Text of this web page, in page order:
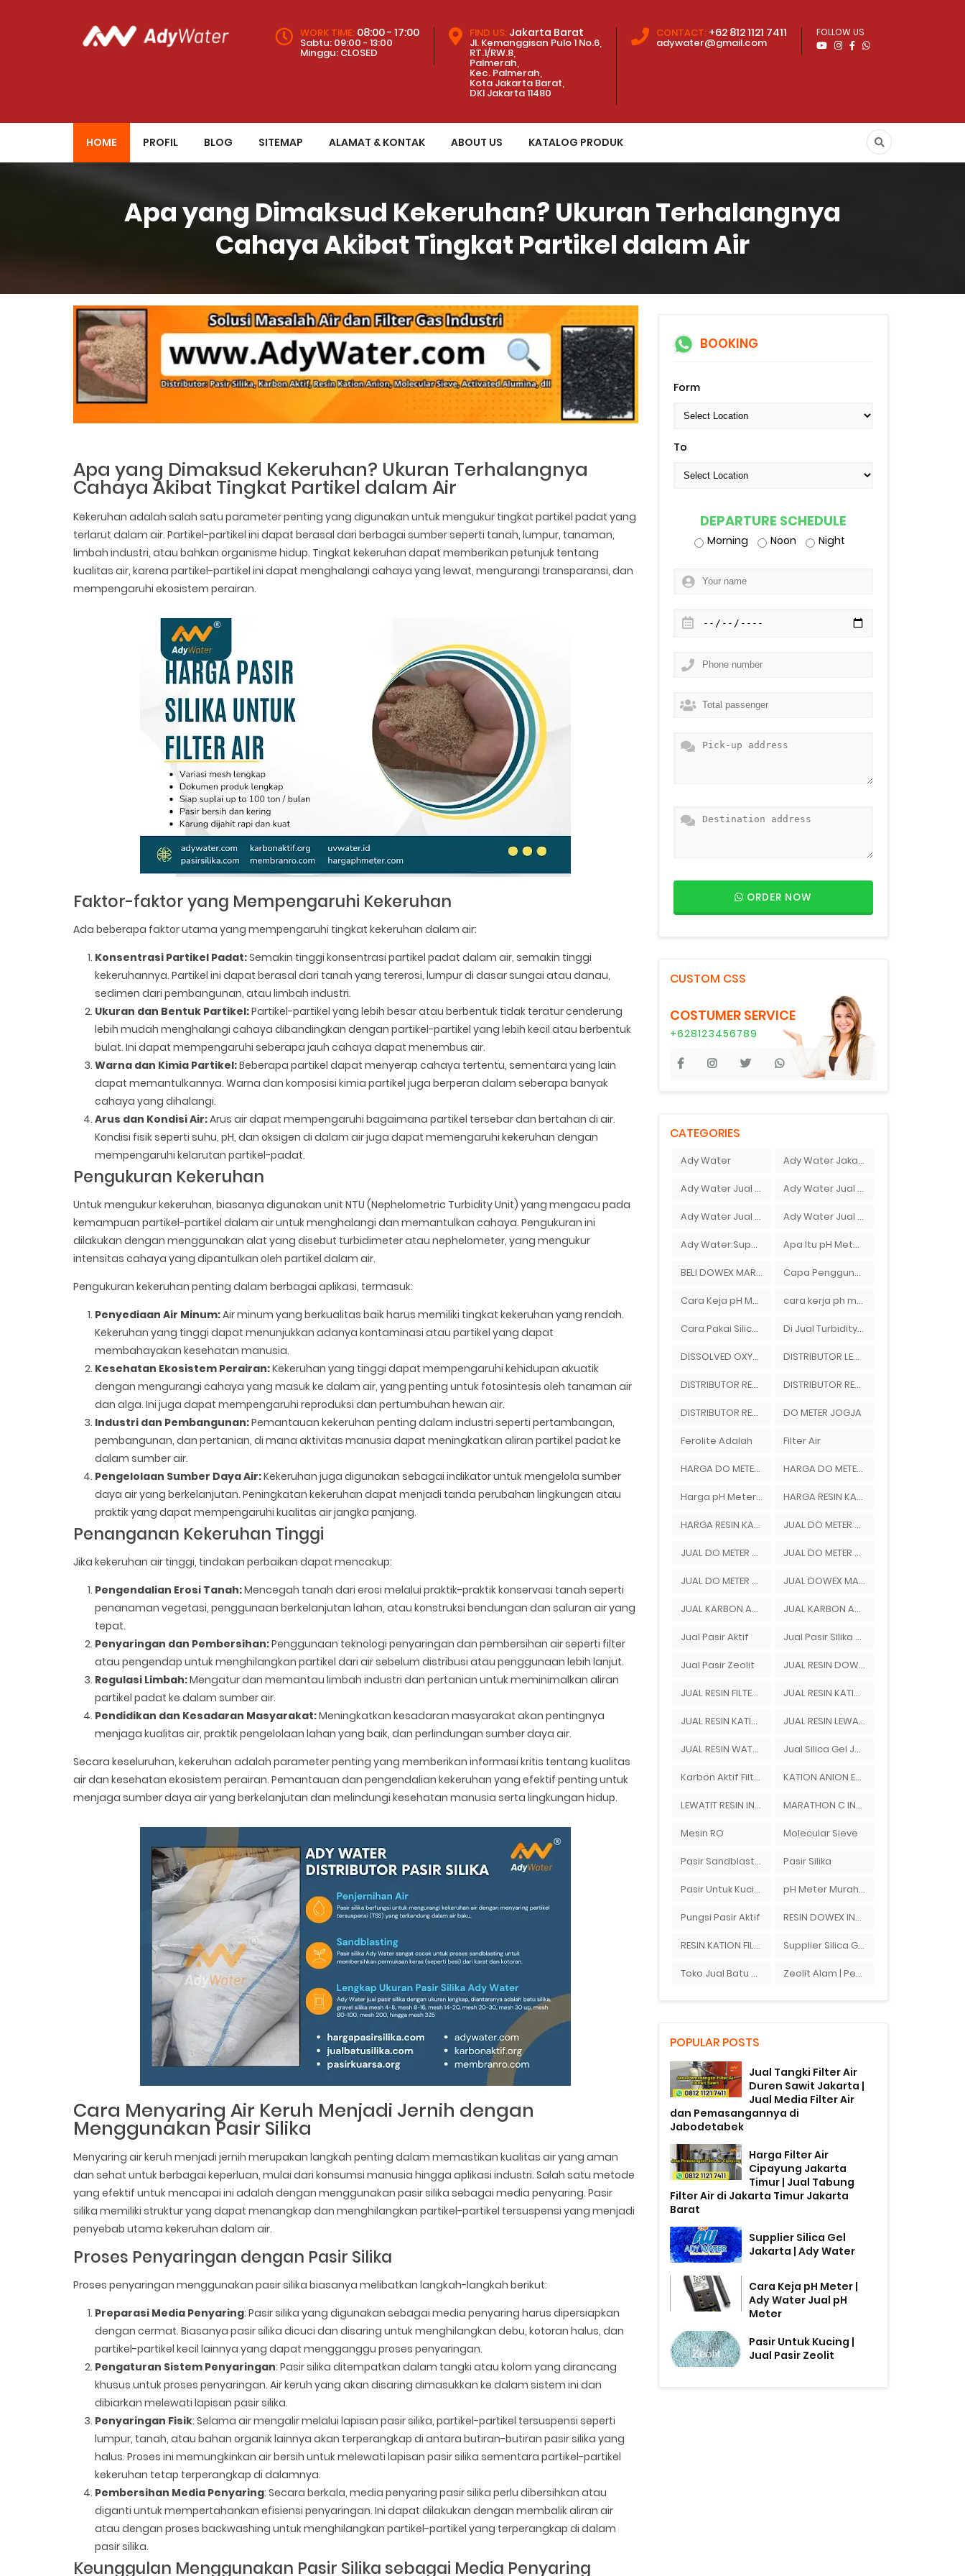
WORK TIME: 08:00 - 17:00
Sabtu: 09:00 - 13:00
Minggu: CLOSED
FIND US: Jakarta Barat
Jl. Kemanggisan Pulo 1 No.6,
RT.1/RW.8,
Palmerah,
Kec. Palmerah,
Kota Jakarta Barat,
DKI Jakarta 11480
CONTACT: +62 812 1121 7411
adywater@gmail.com
FOLLOW US
HOME PROFIL BLOG SITEMAP ALAMAT & KONTAK ABOUT US KATALOG PRODUK
Apa yang Dimaksud Kekeruhan? Ukuran Terhalangnya
Cahaya Akibat Tingkat Partikel dalam Air
Apa yang Dimaksud Kekeruhan? Ukuran Terhalangnya
Cahaya Akibat Tingkat Partikel dalam Air
Kekeruhan adalah salah satu parameter penting yang digunakan untuk mengukur tingkat partikel padat yang
terlarut dalam air. Partikel-partikel ini dapat berasal dari berbagai sumber seperti tanah, lumpur, tanaman,
limbah industri, atau bahkan organisme hidup. Tingkat kekeruhan dapat memberikan petunjuk tentang
kualitas air, karena partikel-partikel ini dapat menghalangi cahaya yang lewat, mengurangi transparansi, dan
mempengaruhi ekosistem perairan.
Faktor-faktor yang Mempengaruhi Kekeruhan
Ada beberapa faktor utama yang mempengaruhi tingkat kekeruhan dalam air:
Konsentrasi Partikel Padat:Semakin tinggi konsentrasi partikel padat dalam air, semakin tinggi
kekeruhannya. Partikel ini dapat berasal dari tanah yang tererosi, lumpur di dasar sungai atau danau,
sedimen dari pembangunan, atau limbah industri.
Ukuran dan Bentuk Partikel:Partikel-partikel yang lebih besar atau berbentuk tidak teratur cenderung
lebih mudah menghalangi cahaya dibandingkan dengan partikel-partikel yang lebih kecil atau berbentuk
bulat. Ini dapat mempengaruhi seberapa jauh cahaya dapat menembus air.
Warna dan Kimia Partikel:Beberapa partikel dapat menyerap cahaya tertentu, sementara yang lain
dapat memantulkannya. Warna dan komposisi kimia partikel juga berperan dalam seberapa banyak
cahaya yang dihalangi.
Arus dan Kondisi Air:Arus air dapat mempengaruhi bagaimana partikel tersebar dan bertahan di air.
Kondisi fisik seperti suhu, pH, dan oksigen di dalam air juga dapat memengaruhi kekeruhan dengan
mempengaruhi kelarutan partikel-padat.
Pengukuran Kekeruhan
Untuk mengukur kekeruhan, biasanya digunakan unit NTU (Nephelometric Turbidity Unit) yang mengacu pada
kemampuan partikel-partikel dalam air untuk menghalangi dan memantulkan cahaya. Pengukuran ini
dilakukan dengan menggunakan alat yang disebut turbidimeter atau nephelometer, yang mengukur
intensitas cahaya yang dipantulkan oleh partikel dalam air.
Pengukuran kekeruhan penting dalam berbagai aplikasi, termasuk:
Penyediaan Air Minum:Air minum yang berkualitas baik harus memiliki tingkat kekeruhan yang rendah.
Kekeruhan yang tinggi dapat menunjukkan adanya kontaminasi atau partikel yang dapat
membahayakan kesehatan manusia.
Kesehatan Ekosistem Perairan:Kekeruhan yang tinggi dapat mempengaruhi kehidupan akuatik
dengan mengurangi cahaya yang masuk ke dalam air, yang penting untuk fotosintesis oleh tanaman air
dan alga. Ini juga dapat mempengaruhi reproduksi dan pertumbuhan hewan air.
Industri dan Pembangunan:Pemantauan kekeruhan penting dalam industri seperti pertambangan,
pembangunan, dan pertanian, di mana aktivitas manusia dapat meningkatkan aliran partikel padat ke
dalam sumber air.
Pengelolaan Sumber Daya Air:Kekeruhan juga digunakan sebagai indikator untuk mengelola sumber
daya air yang berkelanjutan. Peningkatan kekeruhan dapat menjadi tanda perubahan lingkungan atau
praktik yang dapat mempengaruhi kualitas air jangka panjang.
Penanganan Kekeruhan Tinggi
Jika kekeruhan air tinggi, tindakan perbaikan dapat mencakup:
Pengendalian Erosi Tanah:Mencegah tanah dari erosi melalui praktik-praktik konservasi tanah seperti
penanaman vegetasi, penggunaan berkelanjutan lahan, atau konstruksi bendungan dan saluran air yang
tepat.
Penyaringan dan Pembersihan:Penggunaan teknologi penyaringan dan pembersihan air seperti filter
atau pengendap untuk menghilangkan partikel dari air sebelum distribusi atau penggunaan lebih lanjut.
Regulasi Limbah:Mengatur dan memantau limbah industri dan pertanian untuk meminimalkan aliran
partikel padat ke dalam sumber air.
Pendidikan dan Kesadaran Masyarakat:Meningkatkan kesadaran masyarakat akan pentingnya
menjaga kualitas air, praktik pengelolaan lahan yang baik, dan perlindungan sumber daya air.
Secara keseluruhan, kekeruhan adalah parameter penting yang memberikan informasi kritis tentang kualitas
air dan kesehatan ekosistem perairan. Pemantauan dan pengendalian kekeruhan yang efektif penting untuk
menjaga sumber daya air yang berkelanjutan dan melindungi kesehatan manusia serta lingkungan hidup.
Cara Menyaring Air Keruh Menjadi Jernih dengan
Menggunakan Pasir Silika
Menyaring air keruh menjadi jernih merupakan langkah penting dalam memastikan kualitas air yang aman
dan sehat untuk berbagai keperluan, mulai dari konsumsi manusia hingga aplikasi industri. Salah satu metode
yang efektif untuk mencapai ini adalah dengan menggunakan pasir silika sebagai media penyaring. Pasir
silika memiliki struktur yang dapat menangkap dan menghilangkan partikel-partikel tersuspensi yang menjadi
penyebab utama kekeruhan dalam air.
Proses Penyaringan dengan Pasir Silika
Proses penyaringan menggunakan pasir silika biasanya melibatkan langkah-langkah berikut:
Preparasi Media Penyaring: Pasir silika yang digunakan sebagai media penyaring harus dipersiapkan
dengan cermat. Biasanya pasir silika dicuci dan disaring untuk menghilangkan debu, kotoran halus, dan
partikel-partikel kecil lainnya yang dapat mengganggu proses penyaringan.
Pengaturan Sistem Penyaringan: Pasir silika ditempatkan dalam tangki atau kolom yang dirancang
khusus untuk proses penyaringan. Air keruh yang akan disaring dimasukkan ke dalam sistem ini dan
dibiarkan melewati lapisan pasir silika.
Penyaringan Fisik: Selama air mengalir melalui lapisan pasir silika, partikel-partikel tersuspensi seperti
lumpur, tanah, atau bahan organik lainnya akan terperangkap di antara butiran-butiran pasir silika yang
halus. Proses ini memungkinkan air bersih untuk melewati lapisan pasir silika sementara partikel-partikel
kekeruhan tetap terperangkap di dalamnya.
Pembersihan Media Penyaring: Secara berkala, media penyaring pasir silika perlu dibersihkan atau
diganti untuk mempertahankan efisiensi penyaringan. Ini dapat dilakukan dengan membalik aliran air
atau dengan proses backwashing untuk menghilangkan partikel-partikel yang terperangkap di dalam
pasir silika.
Keunggulan Menggunakan Pasir Silika sebagai Media Penyaring
BOOKING
Form
To
DEPARTURE SCHEDULE
Morning Noon Night
ORDER NOW
CUSTOM CSS
COSTUMER SERVICE
+628123456789
CATEGORIES
Ady Water Ady Water Jakarta
Ady Water Jual Ferolite Ady Water Jual Pasir Silika
Ady Water Jual pH Meter Ady Water Jual pH Meter Berbagai Macam Merek
Ady Water:Supplier Membran Reverse Osmosis ( RO ) Di Bandung Apa Itu pH Meter ?
BELI DOWEX MARATHON C Capa Penggunaan pH Meter Tanah Ionox
Cara Keja pH Meter cara kerja ph meter tanah
Cara Pakai Silica Gel Untuk Kamera Di Jual Turbidity Meter Merek Hanna Instrument Di Ady Water
DISSOLVED OXYGEN METER JAKARTA DISTRIBUTOR LEWATIT INDONESIA
DISTRIBUTOR RESIN DOWEX DISTRIBUTOR RESIN DOWEX DI INDONESIA
DISTRIBUTOR RESIN LEWATIT DO METER JOGJA
Ferolite Adalah Filter Air
HARGA DO METER JOGJA HARGA DO METER SURABAYA
Harga pH Meter Ionik Di Bandung HARGA RESIN KATION
HARGA RESIN KATION DOWEX JUAL DO METER DI JAKARTA
JUAL DO METER DI SURABAYA JUAL DO METER JAKARTA
JUAL DO METER SURABAYA JUAL DOWEX MARATHON C
JUAL KARBON AKTIF HAYCARB JUAL KARBON AKTIF JACOBI AQUASORB 6100
Jual Pasir Aktif Jual Pasir Silika Ady Water Bandung
Jual Pasir Zeolit JUAL RESIN DOWEX
JUAL RESIN FILTER AIR JUAL RESIN KATION ANION
JUAL RESIN KATION DOWEX JUAL RESIN LEWATIT
JUAL RESIN WATER SOFTENER Jual Silica Gel Jogja Ady Gas Bandung
Karbon Aktif Filter Air KATION ANION EXCHANGER
LEWATIT RESIN INDONESIA MARATHON C INDONESIA
Mesin RO Molecular Sieve
Pasir Sandblast Jakarta Pasir Silika
Pasir Untuk Kucing pH Meter Murah Ady Water Merek Hanna Instrument
Pungsi Pasir Aktif RESIN DOWEX INDONESIA
RESIN KATION FILTER Supplier Silica Gel Jakarta
Toko Jual Batu Ziolit Zeolit Alam | Penjual Zeolit Di Bandung
POPULAR POSTS
Jual Tangki Filter Air
Duren Sawit Jakarta |
Jual Media Filter Air
dan Pemasangannya di
Jabodetabek
Harga Filter Air
Cipayung Jakarta
Timur | Jual Tabung
Filter Air di Jakarta Timur Jakarta
Barat
Supplier Silica Gel
Jakarta | Ady Water
Cara Keja pH Meter |
Ady Water Jual pH
Meter
Pasir Untuk Kucing |
Jual Pasir Zeolit